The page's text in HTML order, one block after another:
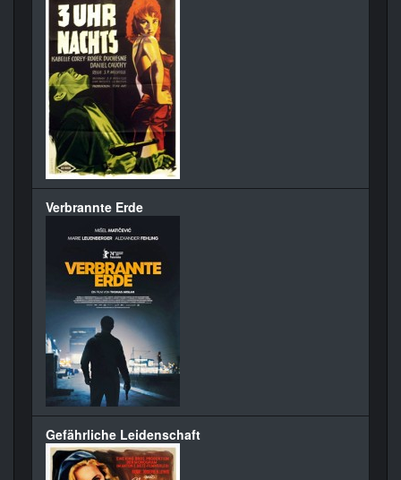
Verbrannte Erde
Gefährliche Leidenschaft